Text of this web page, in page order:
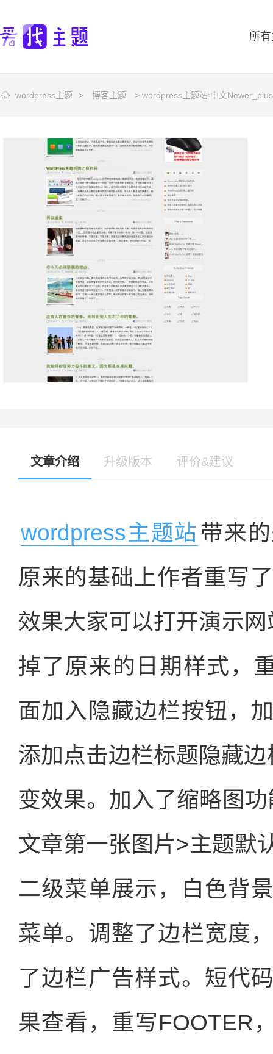
所
wordpress主题 > 博客主题 > wordpress主题站:中文
文章介绍 升级版本 评价&建议
wordpress主题站带来
原来的基础上作者重写
效果大家可以打开演示
掉了原来的日期样式，
面加入隐藏边栏按钮，
添加点击边栏标题隐藏
变效果。加入了缩略图
文章第一张图片>主题默
二级菜单展示，白色背
菜单。调整了边栏宽度
了边栏广告样式。短代
果查看，重写FOOTER